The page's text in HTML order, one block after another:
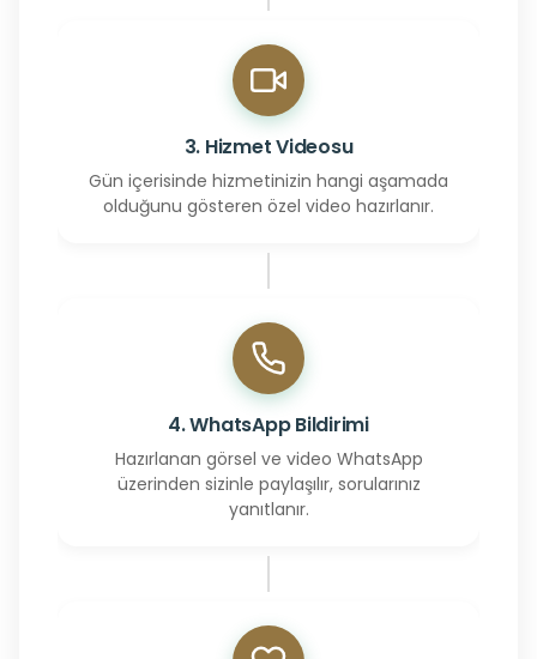
3. Hizmet Videosu
Gün içerisinde hizmetinizin hangi aşamada
olduğunu gösteren özel video hazırlanır.
4. WhatsApp Bildirimi
Hazırlanan görsel ve video WhatsApp
üzerinden sizinle paylaşılır, sorularınız
yanıtlanır.